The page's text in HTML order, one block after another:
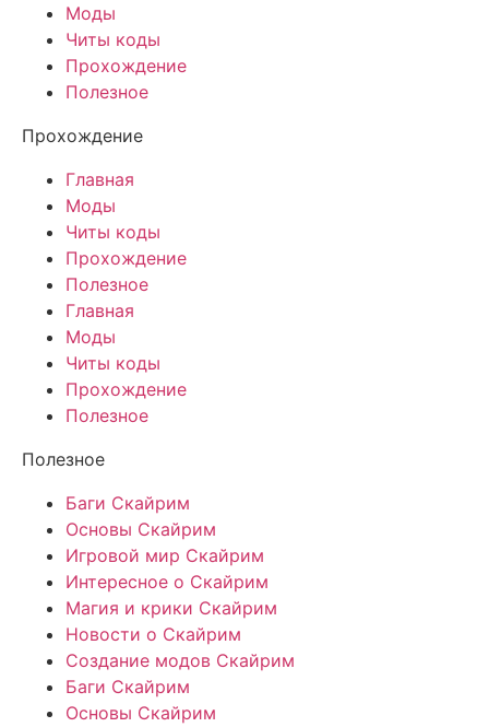
Моды
Читы коды
Прохождение
Полезное
Прохождение
Главная
Моды
Читы коды
Прохождение
Полезное
Главная
Моды
Читы коды
Прохождение
Полезное
Полезное
Баги Скайрим
Основы Скайрим
Игровой мир Скайрим
Интересное о Скайрим
Магия и крики Скайрим
Новости о Скайрим
Создание модов Скайрим
Баги Скайрим
Основы Скайрим